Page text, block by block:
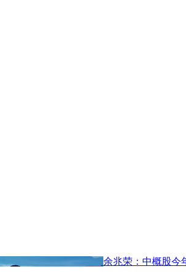
余兆荣：中概股今